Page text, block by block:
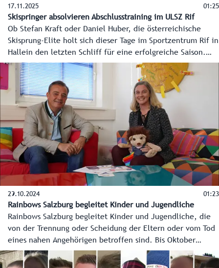
17.11.2025 01:25
Skispringer absolvieren Abschlusstraining im ULSZ Rif
Ob Stefan Kraft oder Daniel Huber, die österreichische
Skisprung-Elite holt sich dieser Tage im Sportzentrum Rif in
Hallein den letzten Schliff für eine erfolgreiche Saison.
Sportlandesrat Martin Zauner ergriff die Chance den
nordischen Ski-Austria Stars beim Abschlusstraining über
die Schultern zu schauen.
29.10.2024 01:23
Rainbows Salzburg begleitet Kinder und Jugendliche
Rainbows Salzburg begleitet Kinder und Jugendliche, die
von der Trennung oder Scheidung der Eltern oder vom Tod
eines nahen Angehörigen betroffen sind. Bis Oktober
wurden 2024 rund 315 Kinder in allen sechs Bezirken des
Landes durch den Verein betreut. Landesrat Christian